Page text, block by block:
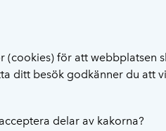
(cookies) för att webbplatsen
ditt besök godkänner du att
delar av kakorna?